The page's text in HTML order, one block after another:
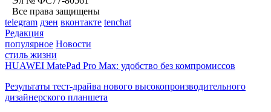
Все права защищены
telegram дзен вконтакте tenchat
Редакция
популярное Новости
стиль жизни
HUAWEI MatePad Pro Max: удобство без компромиссов
Результаты тест-драйва нового высокопроизводительного
дизайнерского планшета